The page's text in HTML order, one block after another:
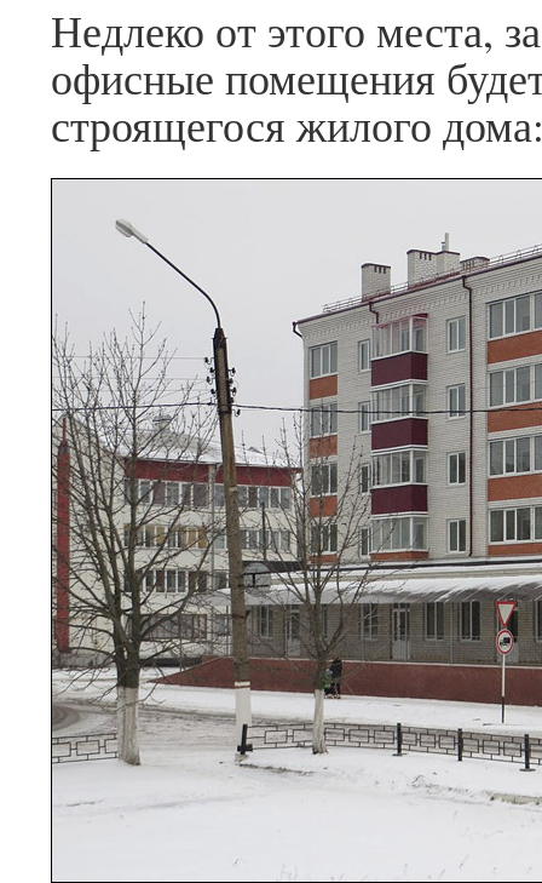
Недлеко от этого места,
офисные помещения
строящегося жилого